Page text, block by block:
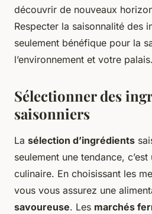
découvrir de nouveaux
Respecter la saisonnalité des
seulement bénéfique pour la
l’environnement et votre palais.
Sélectionner des
saisonniers
La sélection d’ingrédients
seulement une tendance,
culinaire. En choisissant les
vous vous assurez une
savoureuse. Les marchés